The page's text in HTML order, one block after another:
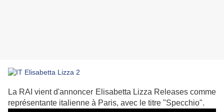
La RAI vient d'annoncer Elisabetta Lizza Releases comme
représentante italienne à Paris, avec le titre "Specchio".